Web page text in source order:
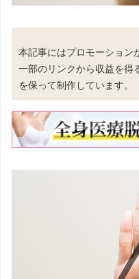
本記事にはプロモーション
一部のリンクから収益を得
を保って制作しています。